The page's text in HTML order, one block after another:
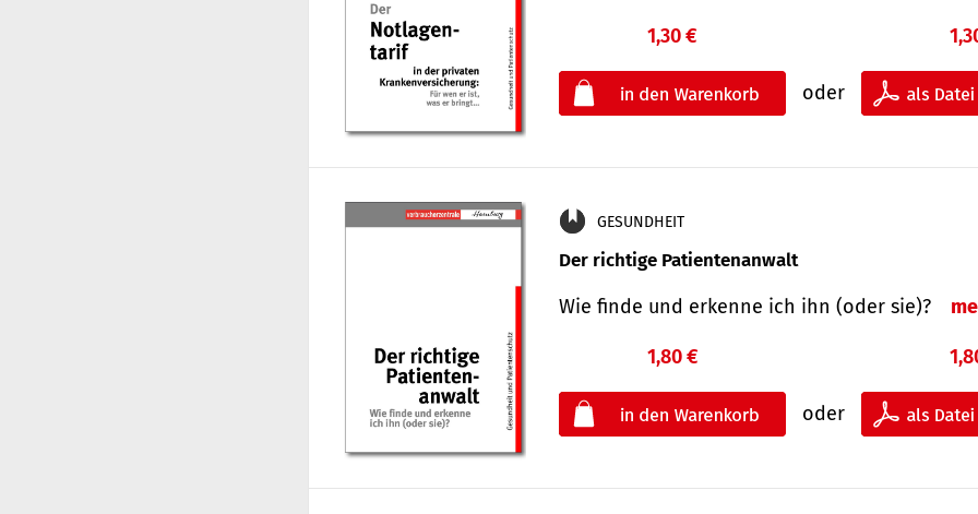
1,30 €
oder
GESUNDHEIT
Der richtige Patientenanwalt
Wie finde und erkenne ich ihn (oder sie)?
1,80 €
oder